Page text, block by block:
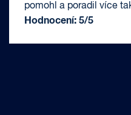
pomohl a poradil více
Hodnocení: 5/5